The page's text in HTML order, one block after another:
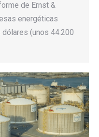
de Ernst &
energéticas
(unos 44.200